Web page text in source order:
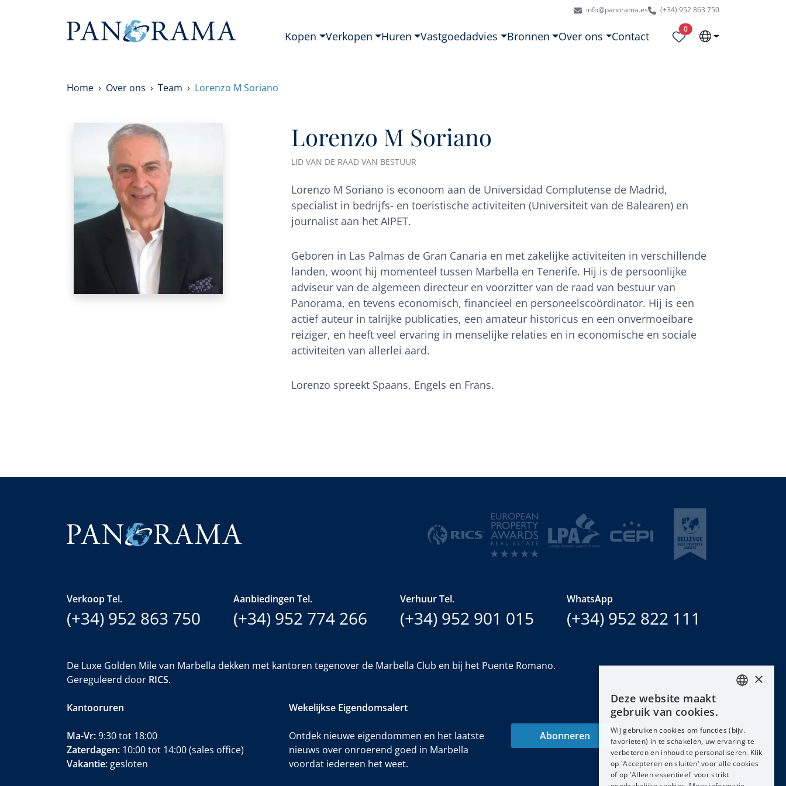
info@panorama.es (+34) 952 863 750
Kopen Verkopen Huren Vastgoedadvies Bronnen Over ons Contact
0Geselecteerde eigendommen
Home Over ons Team Lorenzo M Soriano
Lorenzo M Soriano
LID VAN DE RAAD VAN BESTUUR
Lorenzo M Soriano is econoom aan de Universidad Complutense de Madrid,
specialist in bedrijfs- en toeristische activiteiten (Universiteit van de Balearen) en
journalist aan het AIPET.
Geboren in Las Palmas de Gran Canaria en met zakelijke activiteiten in verschillende
landen, woont hij momenteel tussen Marbella en Tenerife. Hij is de persoonlijke
adviseur van de algemeen directeur en voorzitter van de raad van bestuur van
Panorama, en tevens economisch, financieel en personeelscoördinator. Hij is een
actief auteur in talrijke publicaties, een amateur historicus en een onvermoeibare
reiziger, en heeft veel ervaring in menselijke relaties en in economische en sociale
activiteiten van allerlei aard.
Lorenzo spreekt Spaans, Engels en Frans.
Verkoop Tel.
(+34) 952 863 750
Aanbiedingen Tel.
(+34) 952 774 266
Verhuur Tel.
(+34) 952 901 015
WhatsApp
(+34) 952 822 111
De Luxe Golden Mile van Marbella dekken met kantoren tegenover de Marbella Club en bij het Puente Romano.
Gereguleerd door RICS.
Kantooruren
Ma-Vr:9:30 tot 18:00
Zaterdagen: 10:00 tot 14:00 (sales office)
Vakantie: gesloten
Wekelijkse Eigendomsalert
Ontdek nieuwe eigendommen en het laatste
nieuws over onroerend goed in Marbella
voordat iedereen het weet.
Abonneren
DEUTSCH
FRANÇAIS
×
Deze website maakt
gebruik van cookies.
Wij gebruiken cookies om functies (bijv.
favorieten) in te schakelen, uw ervaring te
verbeteren en inhoud te personaliseren. Klik
op 'Accepteren en sluiten' voor alle cookies
of op 'Alleen essentieel' voor strikt